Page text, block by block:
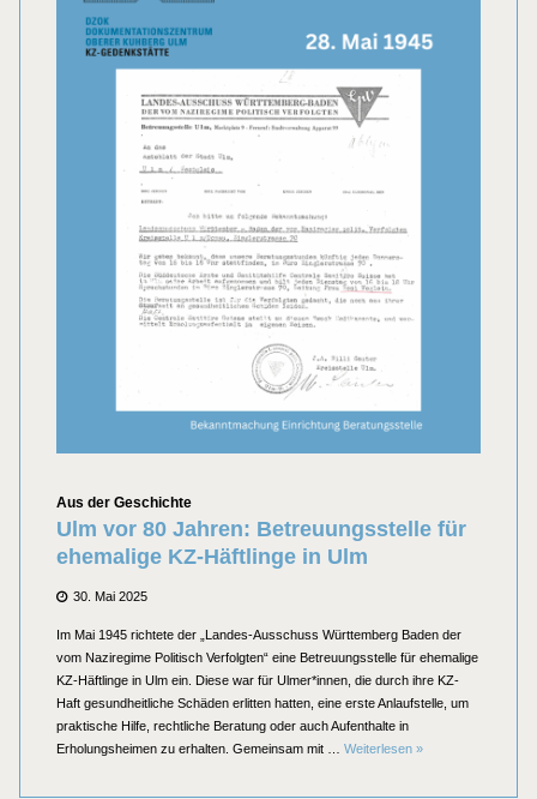
Kategorien
Aus der Geschichte
Ulm vor 80 Jahren: Betreuungsstelle für
ehemalige KZ-Häftlinge in Ulm
Posted
30. Mai 2025
Im Mai 1945 richtete der „Landes-Ausschuss Württemberg Baden der
vom Naziregime Politisch Verfolgten“ eine Betreuungsstelle für ehemalige
KZ-Häftlinge in Ulm ein. Diese war für Ulmer*innen, die durch ihre KZ-
Haft gesundheitliche Schäden erlitten hatten, eine erste Anlaufstelle, um
praktische Hilfe, rechtliche Beratung oder auch Aufenthalte in
Erholungsheimen zu erhalten. Gemeinsam mit … Weiterlesen Ulm vor 80 Jahren:
»